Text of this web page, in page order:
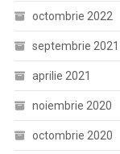
octombrie 2022
septembrie 2021
aprilie 2021
noiembrie 2020
octombrie 2020